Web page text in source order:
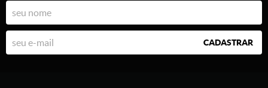
CADASTRAR